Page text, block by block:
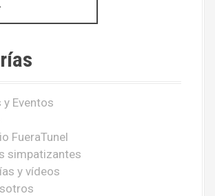
Eventos
FueraTunel
simpatizantes
y vídeos